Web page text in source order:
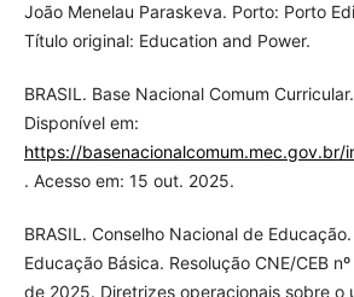
João Menelau Paraskeva. Porto: Porto
Título original: Education and Power.
BRASIL. Base Nacional Comum
Disponível em:
https://basenacionalcomum.mec.gov.br/
. Acesso em: 15 out. 2025.
BRASIL. Conselho Nacional de
Educação Básica. Resolução CNE/CEB
de 2025. Diretrizes operacionais sobre o